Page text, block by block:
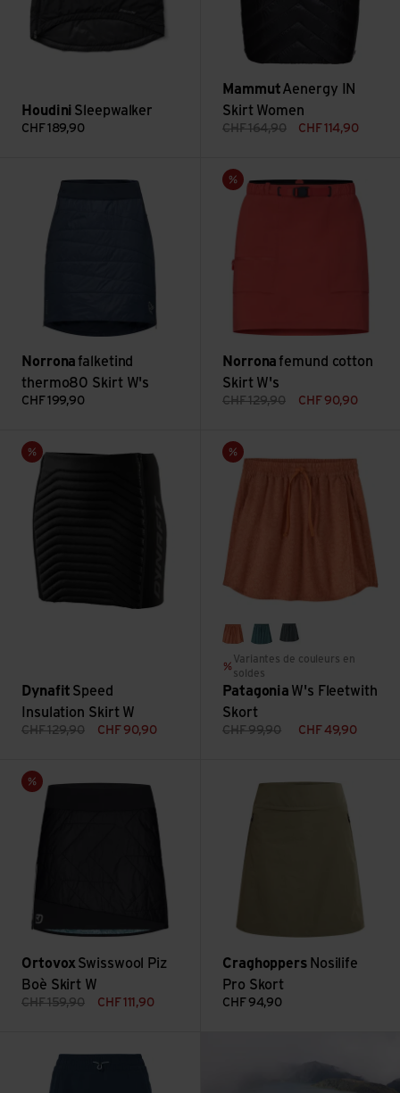
Houdini Sleepwalker
CHF 189,90
MammutAenergy IN
Skirt Women
CHF164,90 CHF 114,90
Norrona falketind
thermo80 Skirt W's
CHF 199,90
Vente
Norrona femund cotton
Skirt W's
CHF129,90 CHF 90,90
Voir femund cotton Skirt W's
Vente
Dynafit Speed
Insulation Skirt W
CHF129,90 CHF 90,90
Voir Speed Insulation Skirt W
Vente
mountain breeze: rock
wetland blue
nouveau green
Variantes de couleurs en
soldes
Patagonia W's Fleetwith
Skort
CHF99,90 CHF 49,90
Voir W's Fleetwith Skort
Vente
Ortovox Swisswool Piz
Boè Skirt W
CHF159,90 CHF 111,90
Voir Swisswool Piz Boè Skirt W
Craghoppers Nosilife
Pro Skort
CHF 94,90